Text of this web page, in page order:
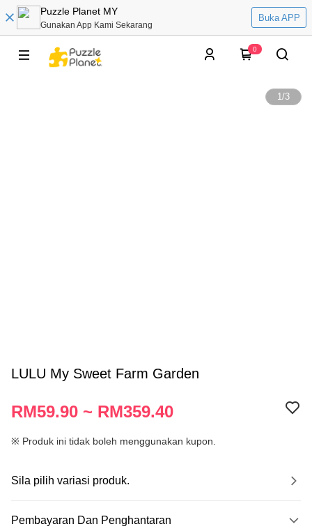
Puzzle Planet MY
Gunakan App Kami Sekarang
Buka APP
0
1/3
LULU My Sweet Farm Garden
RM59.90 ~ RM359.40
※ Produk ini tidak boleh menggunakan kupon.
Sila pilih variasi produk.
Pembayaran Dan Penghantaran